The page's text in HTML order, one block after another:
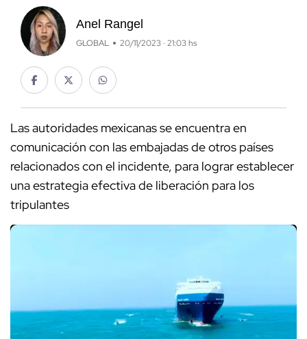
Anel Rangel
GLOBAL 20/11/2023 · 21:03 hs
Las autoridades mexicanas se encuentra en
comunicación con las embajadas de otros países
relacionados con el incidente, para lograr establecer
una estrategia efectiva de liberación para los
tripulantes